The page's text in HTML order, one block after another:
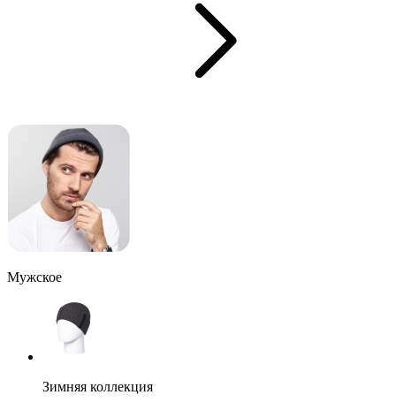
Мужское
Зимняя коллекция